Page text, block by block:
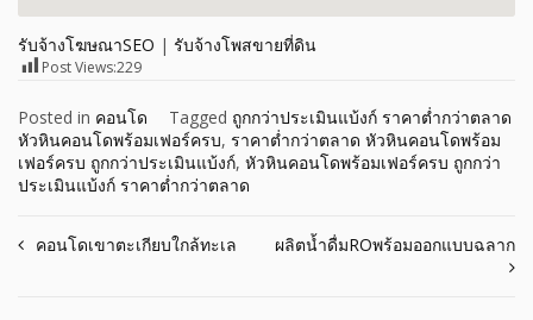
รับจ้างโฆษณาSEO | รับจ้างโพสขายที่ดิน
Post Views:229
Posted in คอนโด Tagged ถูกกว่าประเมินแบ้งก์ ราคาต่ำกว่าตลาด
หัวหินคอนโดพร้อมเฟอร์ครบ, ราคาต่ำกว่าตลาด หัวหินคอนโดพร้อม
เฟอร์ครบ ถูกกว่าประเมินแบ้งก์, หัวหินคอนโดพร้อมเฟอร์ครบ ถูกกว่า
ประเมินแบ้งก์ ราคาต่ำกว่าตลาด
Post
คอนโดเขาตะเกียบใกล้ทะเล ผลิตน้ำดื่มROพร้อมออกแบบฉลาก